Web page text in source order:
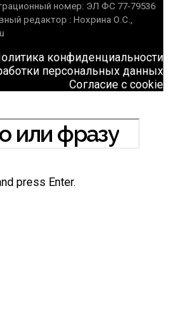
номер: ЭЛ ФС 77-79536
редактор : Нохрина О.С.,
конфиденциальности
персональных данных
Согласие с cookie
press Enter.